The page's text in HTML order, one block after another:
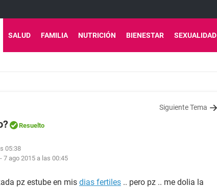
SALUD FAMILIA NUTRICIÓN BIENESTAR SEXUALIDAD
Siguiente Tema
Resuelto
05:38
- 7 ago 2015 a las 00:45
pz estube en mis dias fertiles .. pero pz .. me dolia la